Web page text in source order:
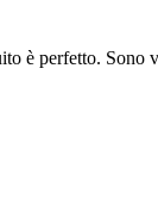
è perfetto. Sono